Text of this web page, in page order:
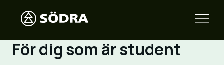
För dig som är student